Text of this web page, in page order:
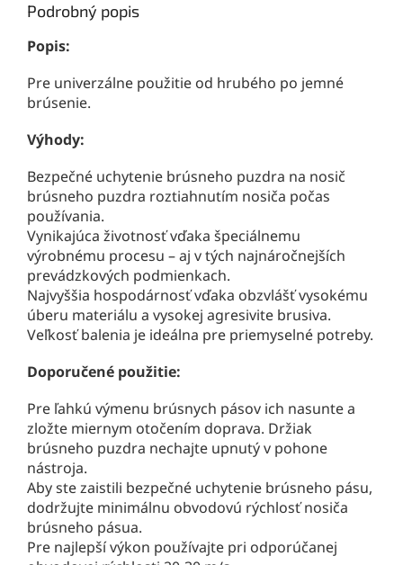
Podrobný popis
Popis:
Pre univerzálne použitie od hrubého po jemné
brúsenie.
Výhody:
Bezpečné uchytenie brúsneho puzdra na nosič
brúsneho puzdra roztiahnutím nosiča počas
používania.
Vynikajúca životnosť vďaka špeciálnemu
výrobnému procesu – aj v tých najnáročnejších
prevádzkových podmienkach.
Najvyššia hospodárnosť vďaka obzvlášť vysokému
úberu materiálu a vysokej agresivite brusiva.
Veľkosť balenia je ideálna pre priemyselné potreby.
Doporučené použitie:
Pre ľahkú výmenu brúsnych pásov ich nasunte a
zložte miernym otočením doprava. Držiak
brúsneho puzdra nechajte upnutý v pohone
nástroja.
Aby ste zaistili bezpečné uchytenie brúsneho pásu,
dodržujte minimálnu obvodovú rýchlosť nosiča
brúsneho pásua.
Pre najlepší výkon používajte pri odporúčanej